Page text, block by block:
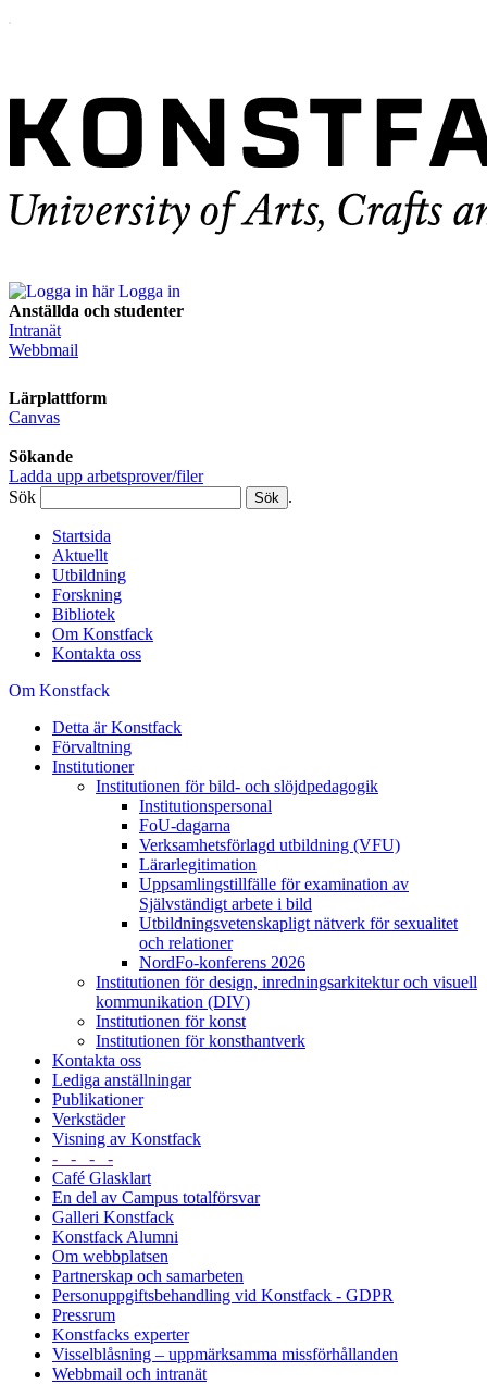
Logga in
Anställda och studenter
Intranät
Webbmail
Lärplattform
Canvas
Sökande
Ladda upp arbetsprover/filer
Sök
.
Startsida
Aktuellt
Utbildning
Forskning
Bibliotek
Om Konstfack
Kontakta oss
Om Konstfack
Detta är Konstfack
Förvaltning
Institutioner
Institutionen för bild- och slöjdpedagogik
Institutionspersonal
FoU-dagarna
Verksamhetsförlagd utbildning (VFU)
Lärarlegitimation
Uppsamlingstillfälle för examination av
Självständigt arbete i bild
Utbildningsvetenskapligt nätverk för sexualitet
och relationer
NordFo-konferens 2026
Institutionen för design, inredningsarkitektur och visuell
kommunikation (DIV)
Institutionen för konst
Institutionen för konsthantverk
Kontakta oss
Lediga anställningar
Publikationer
Verkstäder
Visning av Konstfack
- - - -
Café Glasklart
En del av Campus totalförsvar
Galleri Konstfack
Konstfack Alumni
Om webbplatsen
Partnerskap och samarbeten
Personuppgiftsbehandling vid Konstfack - GDPR
Pressrum
Konstfacks experter
Visselblåsning – uppmärksamma missförhållanden
Webbmail och intranät